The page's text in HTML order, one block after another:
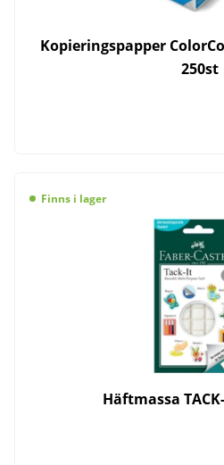
Kopieringspapper
250st
Finns i lager
Häftmassa